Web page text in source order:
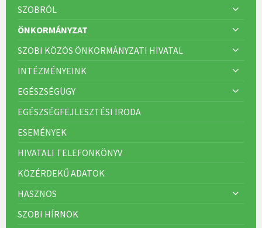
SZOBRÓL
ÖNKORMÁNYZAT
SZOBI KÖZÖS ÖNKORMÁNYZATI HIVATAL
INTÉZMÉNYEINK
EGÉSZSÉGÜGY
EGÉSZSÉGFEJLESZTÉSI IRODA
ESEMÉNYEK
HIVATALI TELEFONKÖNYV
KÖZÉRDEKŰ ADATOK
HASZNOS
SZOBI HÍRNÖK